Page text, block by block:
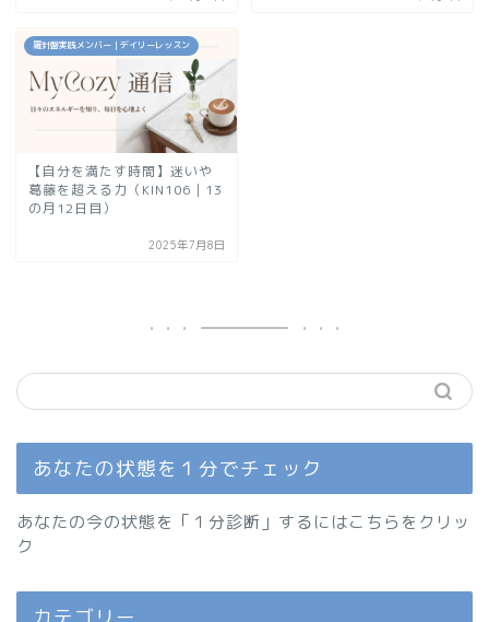
羅針盤実践メンバー｜デイリーレッスン
【自分を満たす時間】迷いや
葛藤を超える力（KIN106｜13
の月12日目）
2025年7月8日
あなたの状態を１分でチェック
あなたの今の状態を「１分診断」するにはこちらをクリッ
ク
カテゴリー